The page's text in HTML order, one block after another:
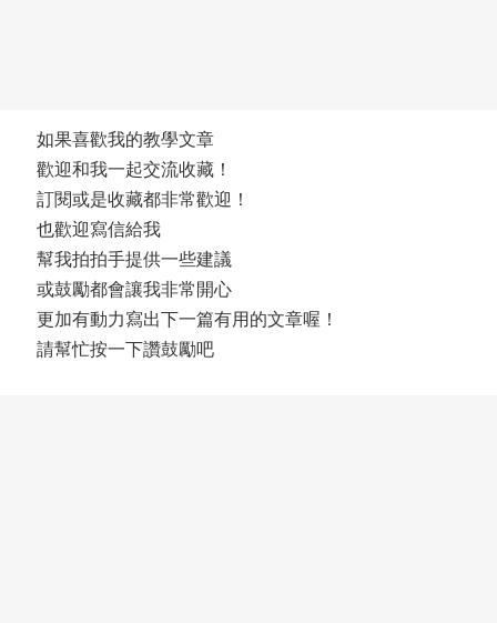
如果喜歡我的教學文章
歡迎和我一起交流收藏！
訂閱或是收藏都非常歡迎！
也歡迎寫信給我
幫我拍拍手提供一些建議
或鼓勵都會讓我非常開心
更加有動力寫出下一篇有用的文章喔！
請幫忙按一下讚鼓勵吧